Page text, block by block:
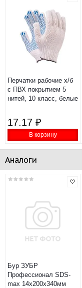
Перчатки рабочие х/б
с ПВХ покрытием 5
нитей, 10 класс, белые
17.17 ₽
В корзину
Аналоги
Бур ЗУБР
Профессионал SDS-
max 14x200х340мм